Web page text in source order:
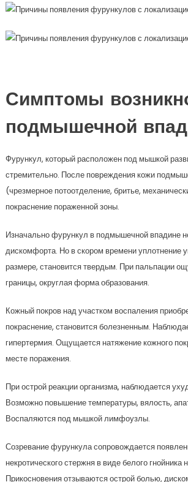
Симптомы
подмышечной
Фурункул, который расположен под мышкой
стремительно. После повреждения кожи
(чрезмерное потоотделение, бритье,
покраснение пораженной зоны.
Изначально фурункул в подмышечной впадине
дискомфорта. Но в скором времени уплотнение
размере, становится твердым. При пальпации
границы, округлая форма образования.
Кожный покров над участком воспаления
покраснение, становится болезненным.
гипертермия. Ощущается натяжение кожного
месте поражения.
При острой реакции организма, наблюдается
Возможно повышение температуры, вялость,
Воспаляются под мышкой лимфоузлы.
Созревание фурункула сопровождается
некротического стержня в виде белого гнойника
Прикосновения отзываются острой болью,